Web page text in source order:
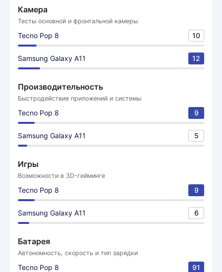
Камера
Тесты основной и фронтальной камеры
Tecno Pop 8 10
Samsung Galaxy A11 12
Производительность
Быстродействие приложений и системы
Tecno Pop 8 9
Samsung Galaxy A11 5
Игры
Возможности в 3D-гейминге
Tecno Pop 8 9
Samsung Galaxy A11 6
Батарея
Автономность, скорость и тип зарядки
Tecno Pop 8 91